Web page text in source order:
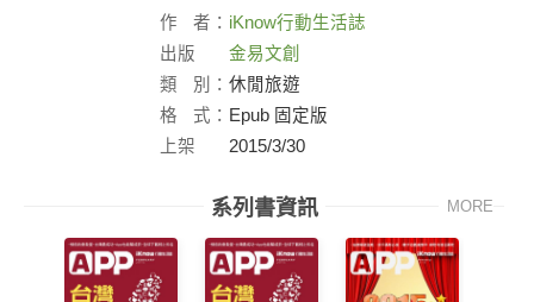
作 者： iKnow行動生活誌
出版
社：
金易文創
類
別： 休閒旅遊
格
式： Epub 固定版
上架
2015/3/30
系列書資訊 MORE